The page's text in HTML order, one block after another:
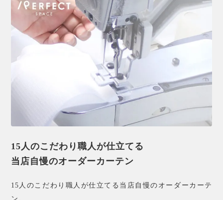
15人のこだわり職人が仕立てる
当店自慢のオーダーカーテン
15人のこだわり職人が仕立てる当店自慢のオーダーカーテ